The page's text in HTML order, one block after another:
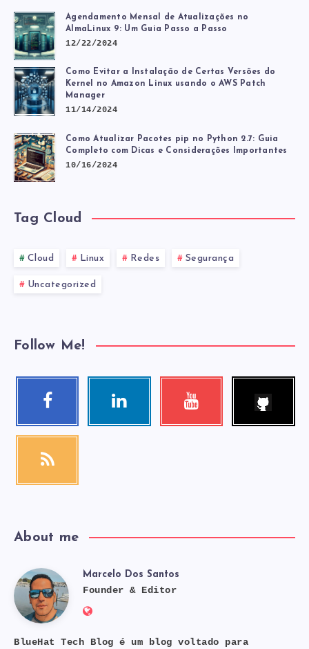
Agendamento Mensal de Atualizações no
AlmaLinux 9: Um Guia Passo a Passo
12/22/2024
Como Evitar a Instalação de Certas Versões do
Kernel no Amazon Linux usando o AWS Patch
Manager
11/14/2024
Como Atualizar Pacotes pip no Python 2.7: Guia
Completo com Dicas e Considerações Importantes
10/16/2024
Tag Cloud
Cloud Linux Redes Segurança
Uncategorized
Follow Me!
Facebook Linkedin Youtube
RSS
About me
Marcelo
Dos
Marcelo Dos Santos
Founder & Editor
Website:
BlueHat Tech Blog é um blog voltado para